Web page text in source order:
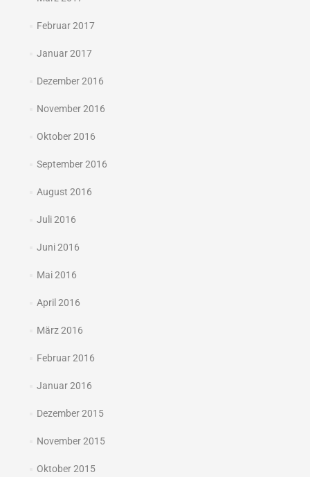
Februar 2017
Januar 2017
Dezember 2016
November 2016
Oktober 2016
September 2016
August 2016
Juli 2016
Juni 2016
Mai 2016
April 2016
März 2016
Februar 2016
Januar 2016
Dezember 2015
November 2015
Oktober 2015